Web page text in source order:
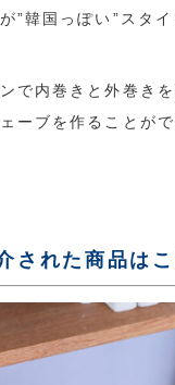
”韓国っぽい”スタ
で内巻きと外巻き
ーブを作ることがで
された商品は